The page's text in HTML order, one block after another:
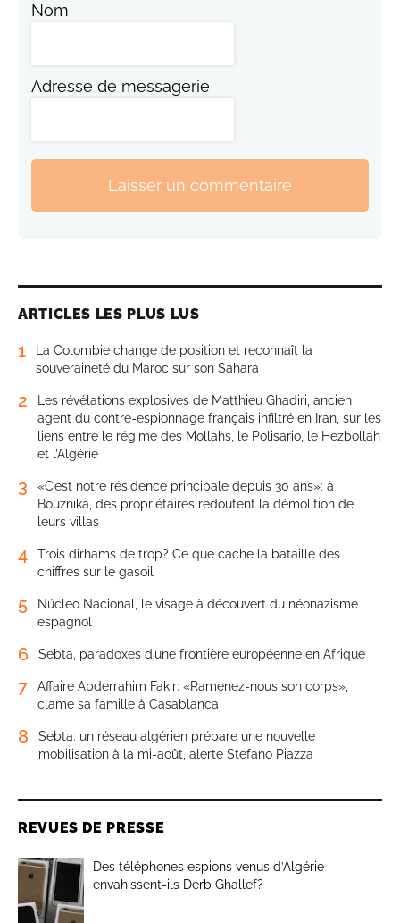
Nom
Adresse de messagerie
Laisser un commentaire
ARTICLES LES PLUS LUS
1
La Colombie change de position et reconnaît la
souveraineté du Maroc sur son Sahara
2
Les révélations explosives de Matthieu Ghadiri, ancien
agent du contre-espionnage français infiltré en Iran, sur les
liens entre le régime des Mollahs, le Polisario, le Hezbollah
et l’Algérie
3
«C’est notre résidence principale depuis 30 ans»: à
Bouznika, des propriétaires redoutent la démolition de
leurs villas
4
Trois dirhams de trop? Ce que cache la bataille des
chiffres sur le gasoil
5
Núcleo Nacional, le visage à découvert du néonazisme
espagnol
6 Sebta, paradoxes d’une frontière européenne en Afrique
7
Affaire Abderrahim Fakir: «Ramenez-nous son corps»,
clame sa famille à Casablanca
8
Sebta: un réseau algérien prépare une nouvelle
mobilisation à la mi-août, alerte Stefano Piazza
REVUES DE PRESSE
Des téléphones espions venus d’Algérie
envahissent-ils Derb Ghallef?